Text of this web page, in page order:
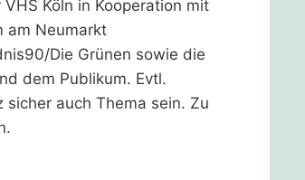
Köln in Kooperation mit
am Neumarkt
Die Grünen sowie die
dem Publikum. Evtl.
auch Thema sein. Zu